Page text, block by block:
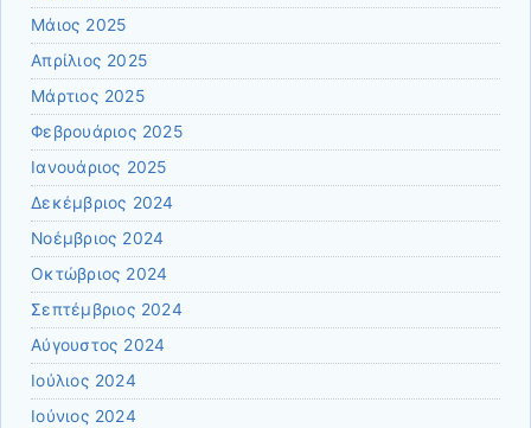
Μάιος 2025
Απρίλιος 2025
Μάρτιος 2025
Φεβρουάριος 2025
Ιανουάριος 2025
Δεκέμβριος 2024
Νοέμβριος 2024
Οκτώβριος 2024
Σεπτέμβριος 2024
Αύγουστος 2024
Ιούλιος 2024
Ιούνιος 2024